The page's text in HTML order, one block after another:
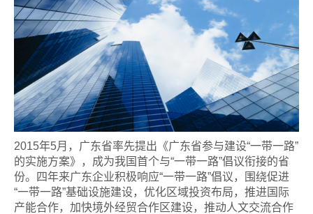
2015年5月，广东省率先提出《广东省参与建设“一带一路”
的实施方案》，成为我国首个与“一带一路”倡议衔接的省
份。四年来广东企业积极响应“一带一路”倡议，围绕促进
“一带一路”基础设施建设，优化区域投资布局，推进国际
产能合作，加快境外经贸合作区建设，推动人文交流合作